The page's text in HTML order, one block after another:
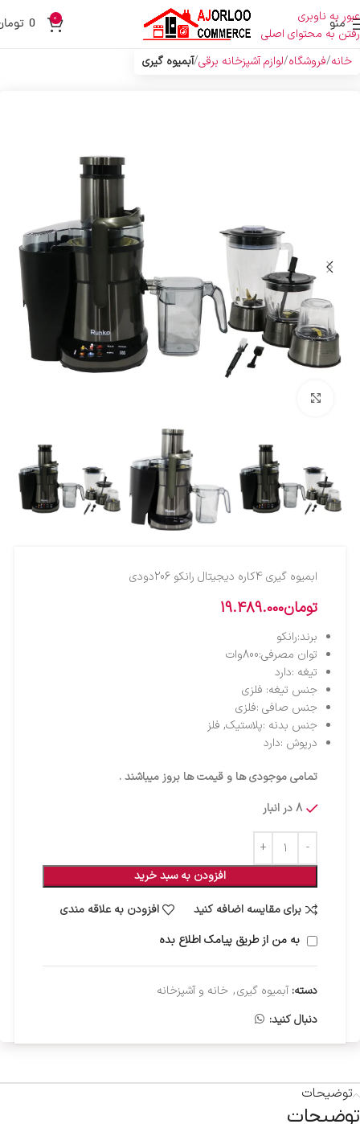
عبور به ناوبری
رفتن به محتوای اصلی
منو 0
0
خانه فروشگاه لوازم آشپزخانه برقی آبمیوه گیری
ابميوه گيري 4کاره ديجيتال رانکو 206دودي
تومان19.489.000
برند:رانکو
توان مصرفی:800وات
تیغه :دارد
جنس تیغه: فلزی
جنس صافی :فلزی
جنس بدنه :پلاستیک, فلز
درپوش :دارد
تمامی موجودی ها و قیمت ها بروز میباشند .
8 در انبار
افزودن به سبد خرید
برای مقایسه اضافه کنید
افزودن به علاقه مندی
به من از طریق پیامک اطلاع بده
دسته: آبمیوه گیری, خانه و آشپزخانه
دنبال کنید:
توضیحات
توضیحات